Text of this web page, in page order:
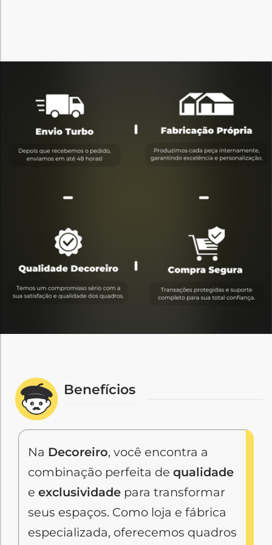
150 cm
Benefícios
Na Decoreiro, você encontra a
combinação perfeita de qualidade
e exclusividade para transformar
seus espaços. Como loja e fábrica
especializada, oferecemos quadros